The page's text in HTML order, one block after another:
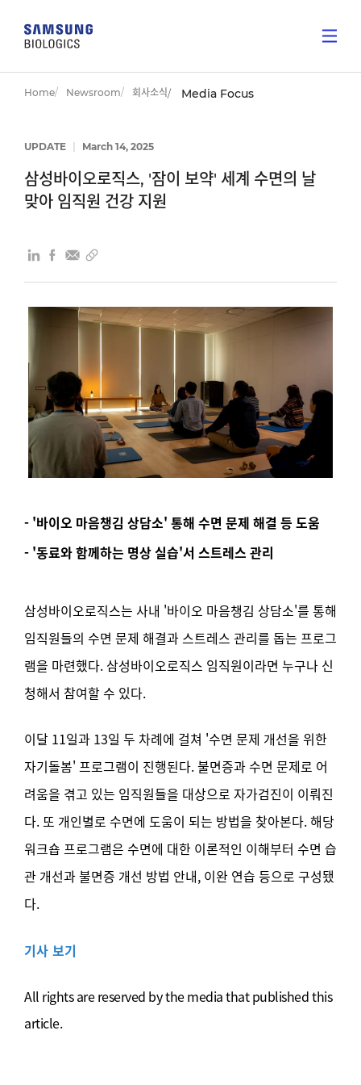
Home Newsroom 회사소식 Media Focus
UPDATE March 14, 2025
삼성바이오로직스, '잠이 보약' 세계 수면의 날
맞아 임직원 건강 지원
- '바이오 마음챙김 상담소' 통해 수면 문제 해결 등 도움
- '동료와 함께하는 명상 실습'서 스트레스 관리
삼성바이오로직스는 사내 '바이오 마음챙김 상담소'를 통해
임직원들의 수면 문제 해결과 스트레스 관리를 돕는 프로그
램을 마련했다. 삼성바이오로직스 임직원이라면 누구나 신
청해서 참여할 수 있다.
이달 11일과 13일 두 차례에 걸쳐 '수면 문제 개선을 위한
자기돌봄' 프로그램이 진행된다. 불면증과 수면 문제로 어
려움을 겪고 있는 임직원들을 대상으로 자가검진이 이뤄진
다. 또 개인별로 수면에 도움이 되는 방법을 찾아본다. 해당
워크숍 프로그램은 수면에 대한 이론적인 이해부터 수면 습
관 개선과 불면증 개선 방법 안내, 이완 연습 등으로 구성됐
다.
기사 보기
All rights are reserved by the media that published this
article.